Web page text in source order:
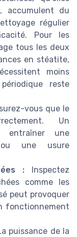
accumulent du
régulier
Pour les
tous les deux
en stéatite,
moins
reste
vous que le
Un
entraîner une
ou une usure
:Inspectez
comme les
peut provoquer
fonctionnement
puissance de la